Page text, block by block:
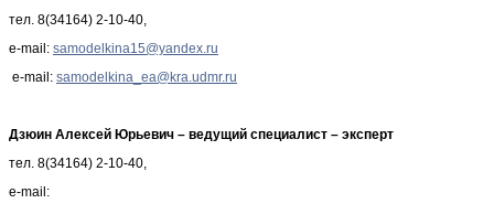
тел. 8(34164) 2-10-40,
e-mail: samodelkina15@yandex.ru
e-mail: samodelkina_ea@kra.udmr.ru
Дзюин Алексей Юрьевич – ведущий специалист – эксперт
тел. 8(34164) 2-10-40,
e-mail: